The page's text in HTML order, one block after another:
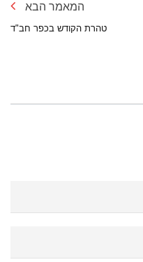
המאמר הבא
טהרת הקודש בכפר חב"ד